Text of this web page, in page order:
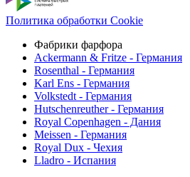
Политика обработки Cookie
Фабрики фарфора
Ackermann & Fritze - Германия
Rosenthal - Германия
Karl Ens - Германия
Volkstedt - Германия
Hutschenreuther - Германия
Royal Copenhagen - Дания
Meissen - Германия
Royal Dux - Чехия
Lladro - Испания